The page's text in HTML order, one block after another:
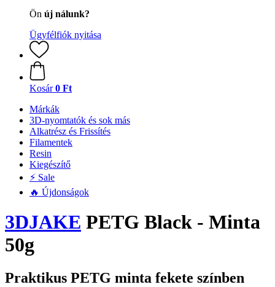
Ön új nálunk?
Ügyfélfiók nyitása
Kosár 0 Ft
Márkák
3D-nyomtatók és sok más
Alkatrész és Frissítés
Filamentek
Resin
Kiegészítő
⚡ Sale
🔥 Újdonságok
3DJAKE PETG Black - Minta
50g
Praktikus PETG minta fekete színben